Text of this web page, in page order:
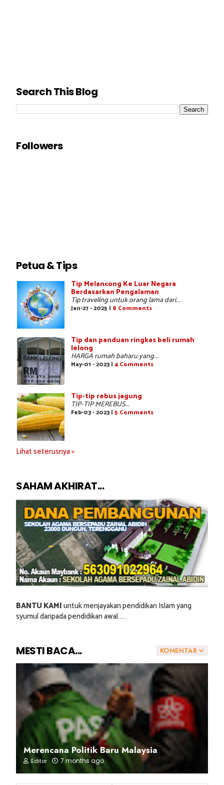
Search This Blog
Followers
Petua & Tips
Tip Melancong Ke Luar Negara
Berdasarkan Pengalaman
Tip traveling untuk orang lama dari...
Jan-27 - 2025 | 8 Comments
Tip dan panduan ringkas beli rumah
lelong
HARGA rumah baharu yang...
May-01 - 2023 | 4 Comments
Tip-tip rebus jagung
TIP-TIP MEREBUS...
Feb-03 - 2023 | 5 Comments
Lihat seterusnya »
SAHAM AKHIRAT...
BANTU KAMIuntuk menjayakan pendidikan Islam yang
syumul daripada pendidikan awal.....
KOMENTAR
MESTI BACA...
Merencana Politik Baru Malaysia
Editor 7 months ago